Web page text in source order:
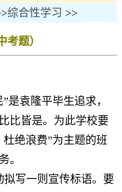
综合性学习 >>
考题）
是袁隆平毕生追求，
比皆是。为此学校要
绝浪费”为主题的班
。
拟写一则宣传标语。要